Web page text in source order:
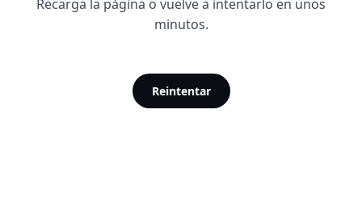
Recarga la página o vuelve a intentarlo en unos
minutos.
Reintentar